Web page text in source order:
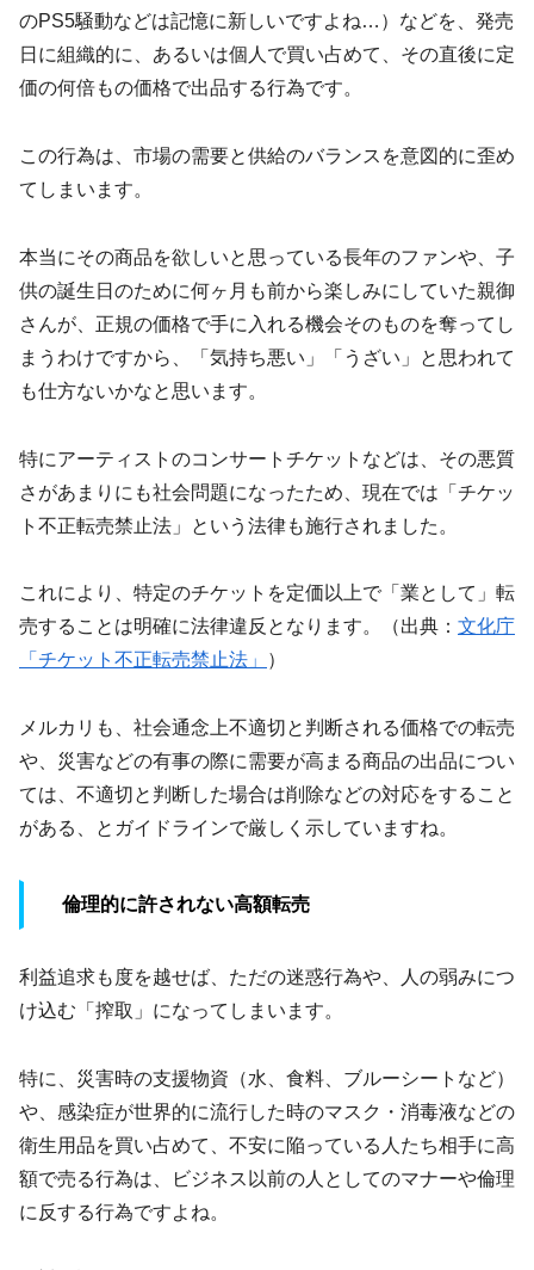
のPS5騒動などは記憶に新しいですよね…）などを、発売
日に組織的に、あるいは個人で買い占めて、その直後に定
価の何倍もの価格で出品する行為です。
この行為は、市場の需要と供給のバランスを意図的に歪め
てしまいます。
本当にその商品を欲しいと思っている長年のファンや、子
供の誕生日のために何ヶ月も前から楽しみにしていた親御
さんが、正規の価格で手に入れる機会そのものを奪ってし
まうわけですから、「気持ち悪い」「うざい」と思われて
も仕方ないかなと思います。
特にアーティストのコンサートチケットなどは、その悪質
さがあまりにも社会問題になったため、現在では「チケッ
ト不正転売禁止法」という法律も施行されました。
これにより、特定のチケットを定価以上で「業として」転
売することは明確に法律違反となります。（出典： 文化庁
「チケット不正転売禁止法」
）
メルカリも、 社会通念上不適切と判断される価格での転売
や、災害などの有事の際に需要が高まる商品の出品につい
ては、不適切と判断した場合は削除などの対応をすること
がある、とガイドラインで厳しく示していますね。
倫理的に許されない高額転売
利益追求も度を越せば、ただの迷惑行為や、人の弱みにつ
け込む「搾取」になってしまいます。
特に、災害時の支援物資（水、食料、ブルーシートなど）
や、感染症が世界的に流行した時のマスク・消毒液などの
衛生用品を買い占めて、不安に陥っている人たち相手に高
額で売る行為は、ビジネス以前の人としてのマナーや倫理
に反する行為ですよね。